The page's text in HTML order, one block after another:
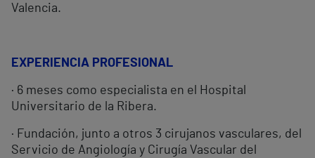
Valencia.
EXPERIENCIA PROFESIONAL
· 6 meses como especialista en el Hospital
Universitario de la Ribera.
· Fundación, junto a otros 3 cirujanos vasculares, del
Servicio de Angiología y Cirugía Vascular del